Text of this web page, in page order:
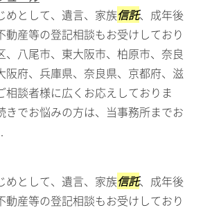
めとして、遺言、家族信託、成年後
動産等の登記相談もお受けしており
、八尾市、東大阪市、柏原市、奈良
阪府、兵庫県、奈良県、京都府、滋
相談者様に広くお応えしておりま
きでお悩みの方は、当事務所までお
めとして、遺言、家族信託、成年後
動産等の登記相談もお受けしており